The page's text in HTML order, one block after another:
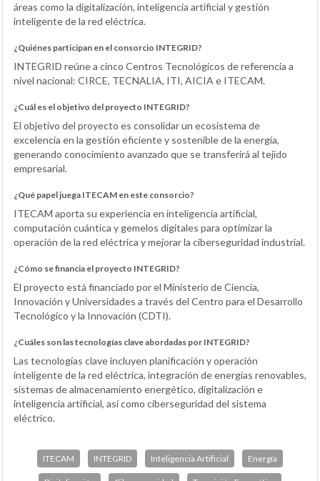
áreas como la digitalización, inteligencia artificial y gestión
inteligente de la red eléctrica.
¿Quiénes participan en el consorcio INTEGRID?
INTEGRID reúne a cinco Centros Tecnológicos de referencia a
nivel nacional: CIRCE, TECNALIA, ITI, AICIA e ITECAM.
¿Cuál es el objetivo del proyecto INTEGRID?
El objetivo del proyecto es consolidar un ecosistema de
excelencia en la gestión eficiente y sostenible de la energía,
generando conocimiento avanzado que se transferirá al tejido
empresarial.
¿Qué papel juega ITECAM en este consorcio?
ITECAM aporta su experiencia en inteligencia artificial,
computación cuántica y gemelos digitales para optimizar la
operación de la red eléctrica y mejorar la ciberseguridad industrial.
¿Cómo se financia el proyecto INTEGRID?
El proyecto está financiado por el Ministerio de Ciencia,
Innovación y Universidades a través del Centro para el Desarrollo
Tecnológico y la Innovación (CDTI).
¿Cuáles son las tecnologías clave abordadas por INTEGRID?
Las tecnologías clave incluyen planificación y operación
inteligente de la red eléctrica, integración de energías renovables,
sistemas de almacenamiento energético, digitalización e
inteligencia artificial, así como ciberseguridad del sistema
eléctrico.
ITECAM INTEGRID Inteligencia Artificial Energía